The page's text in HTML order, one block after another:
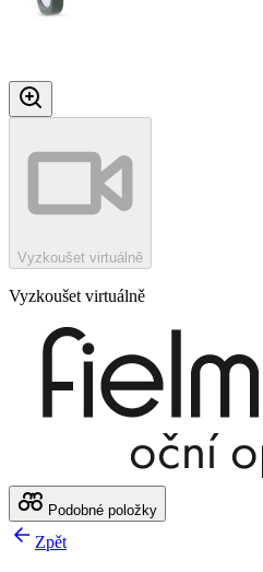
Vyzkoušet virtuálně
Vyzkoušet virtuálně
Podobné položky
Zpět